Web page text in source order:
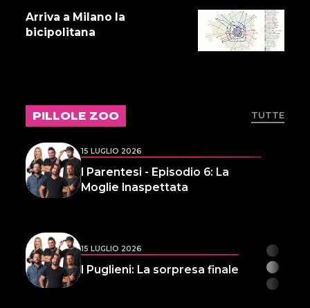
Arriva a Milano la
bicipolitana
PILLOLE ZOO TUTTE
15 LUGLIO 2026
I Parentesi - Episodio 6: La
Moglie Inaspettata
15 LUGLIO 2026
I Puglieni: La sorpresa finale